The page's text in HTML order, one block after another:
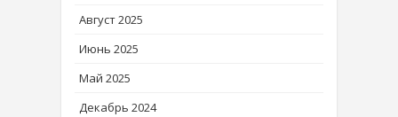
Август 2025
Июнь 2025
Май 2025
Декабрь 2024